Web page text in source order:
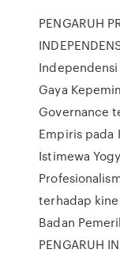
PENGARUH
Gaya
Governance
Empiris pada
Istimewa
terhadap
Badan
PENGARUH